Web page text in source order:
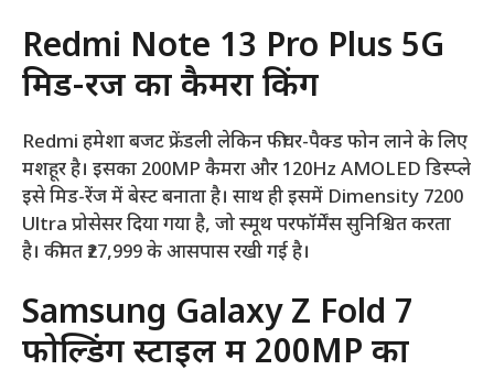
Redmi Note 13 Pro Plus 5G
मिड-रेंज का कैमरा किंग
Redmi हमेशा बजट फ्रेंडली लेकिन फीचर-पैक्ड फोन लाने के लिए
मशहूर है। इसका 200MP कैमरा और 120Hz AMOLED डिस्प्ले
इसे मिड-रेंज में बेस्ट बनाता है। साथ ही इसमें Dimensity 7200
Ultra प्रोसेसर दिया गया है, जो स्मूथ परफॉर्मेंस सुनिश्चित करता
है। कीमत ₹27,999 के आसपास रखी गई है।
Samsung Galaxy Z Fold 7
फोल्डिंग स्टाइल में 200MP का